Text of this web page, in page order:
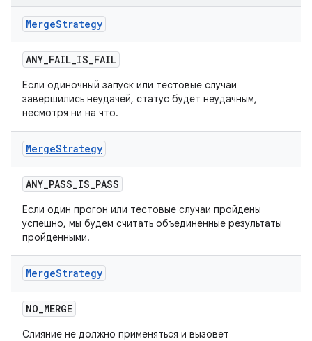
MergeStrategy
ANY_FAIL_IS_FAIL
Если одиночный запуск или тестовые случаи
завершились неудачей, статус будет неудачным,
несмотря ни на что.
MergeStrategy
ANY_PASS_IS_PASS
Если один прогон или тестовые случаи пройдены
успешно, мы будем считать объединенные результаты
пройденными.
MergeStrategy
NO_MERGE
Слияние не должно применяться и вызовет